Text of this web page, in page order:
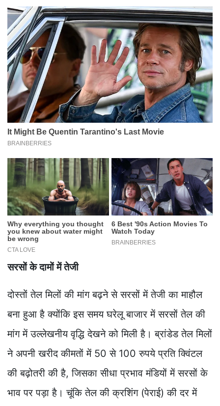
सरसों के दामों में तेजी
दोस्तों तेल मिलों की मांग बढ़ने से सरसों में तेजी का माहौल
बना हुआ है क्योंकि इस समय घरेलू बाजार में सरसों तेल की
मांग में उल्लेखनीय वृद्धि देखने को मिली है। ब्रांडेड तेल मिलों
ने अपनी खरीद कीमतों में 50 से 100 रुपये प्रति क्विंटल
की बढ़ोतरी की है, जिसका सीधा प्रभाव मंडियों में सरसों के
भाव पर पड़ा है। चूंकि तेल की क्रशिंग (पेराई) की दर में